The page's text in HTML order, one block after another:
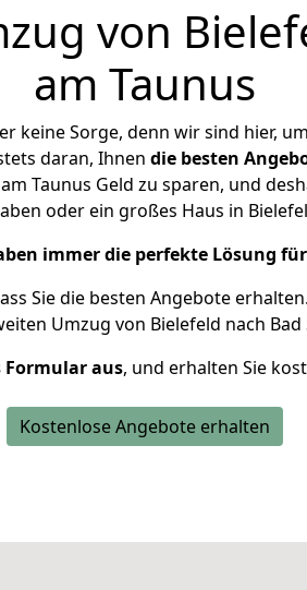
von
am Taunus
keine Sorge, denn wir sind hier,
daran, Ihnen die besten
Taunus Geld zu sparen, und
oder ein großes Haus in
immer die perfekte Lösung für
Sie die besten Angebote erhalten.
Umzug von Bielefeld nach Bad
Formular aus, und erhalten Sie
Kostenlose Angebote erhalten